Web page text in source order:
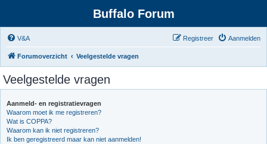
Buffalo Forum
V&A Aanmelden
Registreer
Forumoverzicht Veelgestelde vragen
Veelgestelde vragen
Aanmeld- en registratievragen
Waarom moet ik me registreren?
Wat is COPPA?
Waarom kan ik niet registreren?
Ik ben geregistreerd maar kan niet aanmelden!